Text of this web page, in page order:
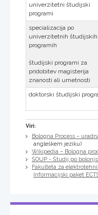
univerzitetni študijski
programi
specializacija po
univerzitetnih študijskih
programih
študijski programi za
pridobitev magisterija
znanosti ali umetnosti
doktorski študijski
Viri:
Bologna Process –
angleškem jeziku)
Wikipedia – Bologna
ŠOUP - Študij po
Fakulteta za
Informacijski paket